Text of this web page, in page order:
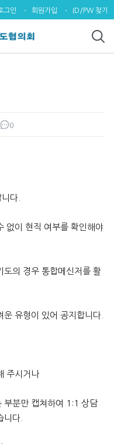
공지 > 전체
그인 회원가입 ID/PW 찾기
댓글
0
다.
없이 현직 여부를 확인해야
도의 경우 통합메신저를 활
유형이 있어 공지합니다.
주시거나
부분만 캡쳐하여 1:1 상담
니다.